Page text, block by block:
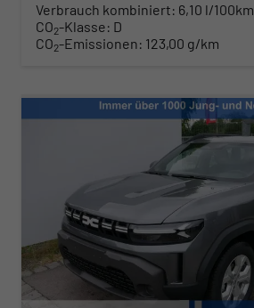
Verbrauch kombiniert: 6,10 l/100km
CO2-Klasse: D
CO2-Emissionen: 123,00 g/km